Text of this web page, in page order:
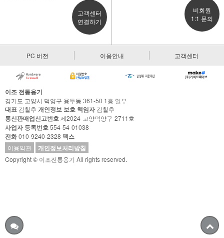
고객센터
연결하기
비회원
1:1 문의
PC 버전 이용안내 고객센터
이조 전통옹기
경기도 고양시 덕양구 용두동 361-50 1층 일부
대표 김철후 개인정보 보호 책임자김철후
통신판매업신고번호제2024-고양덕양구-2711호
사업자 등록번호554-54-01038
전화010-9240-2328 팩스
이용약관 개인정보처리방침
Copyright © 이조전통옹기 All rights reserved.